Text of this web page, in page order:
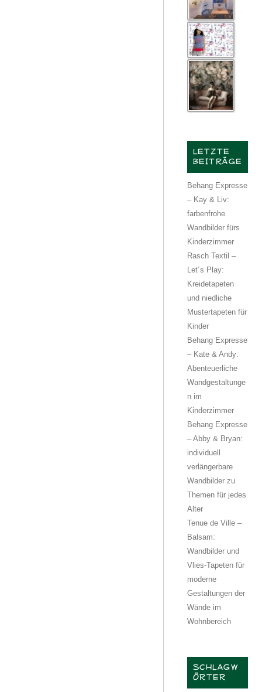
LETZTE
BEITRÄGE
Behang Expresse
– Kay & Liv:
farbenfrohe
Wandbilder fürs
Kinderzimmer
Rasch Textil –
Let´s Play:
Kreidetapeten
und niedliche
Mustertapeten für
Kinder
Behang Expresse
– Kate & Andy:
Abenteuerliche
Wandgestaltunge
n im
Kinderzimmer
Behang Expresse
– Abby & Bryan:
individuell
verlängerbare
Wandbilder zu
Themen für jedes
Alter
Tenue de Ville –
Balsam:
Wandbilder und
Vlies-Tapeten für
moderne
Gestaltungen der
Wände im
Wohnbereich
SCHLAGW
ÖRTER